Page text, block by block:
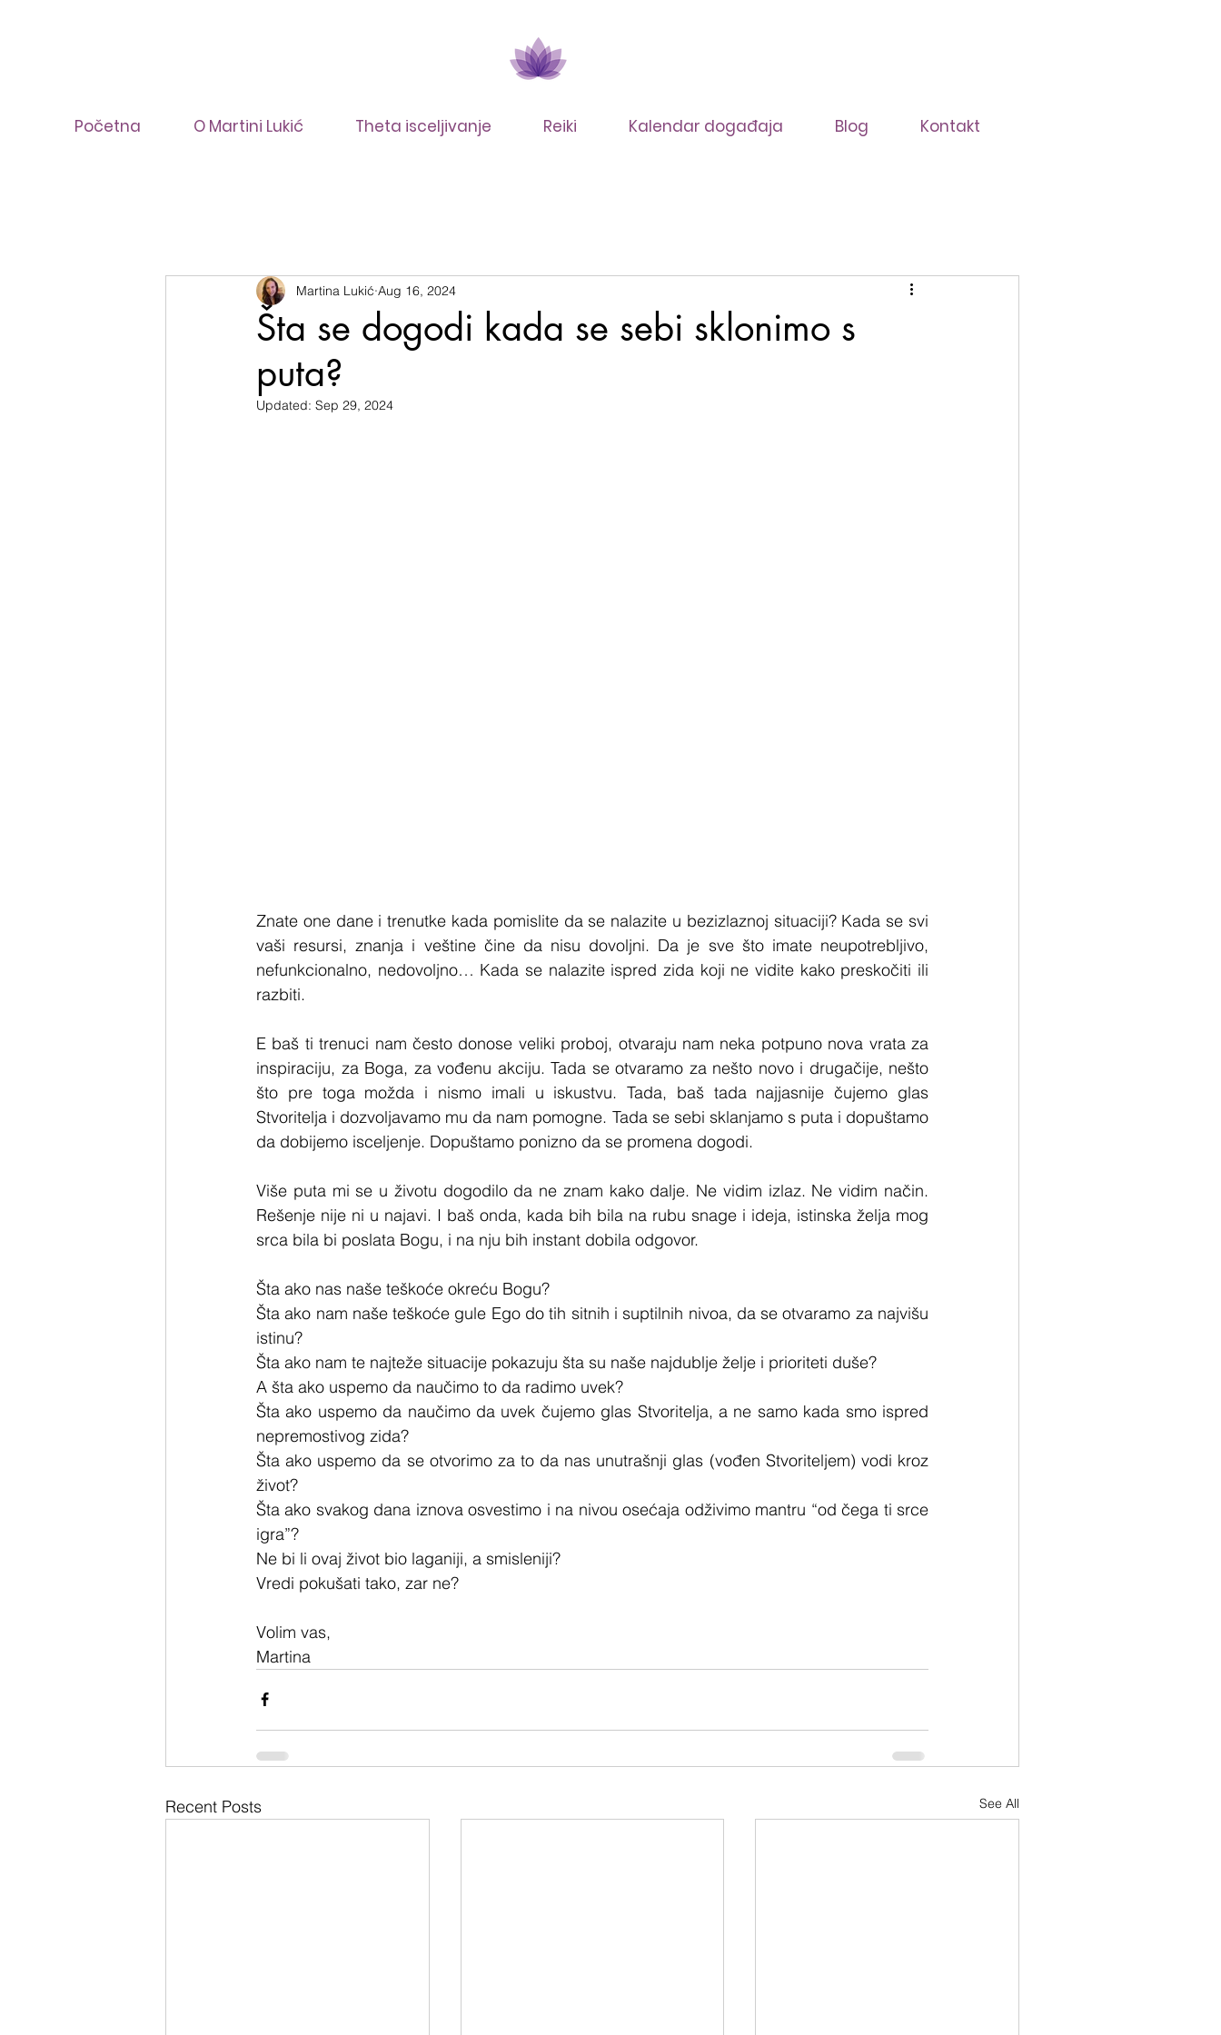
Početna O Martini Lukić Theta isceljivanje Reiki Kalendar događaja Blog Kontakt
Šta se dogodi kada se sebi sklonimo s
puta?
Martina Lukić Aug 16, 2024
Updated: Sep 29, 2024
Znate one dane i trenutke kada pomislite da se nalazite u bezizlaznoj situaciji? Kada se svi
vaši resursi, znanja i veštine čine da nisu dovoljni. Da je sve što imate neupotrebljivo,
nefunkcionalno, nedovoljno… Kada se nalazite ispred zida koji ne vidite kako preskočiti ili
razbiti.
E baš ti trenuci nam često donose veliki proboj, otvaraju nam neka potpuno nova vrata za
inspiraciju, za Boga, za vođenu akciju. Tada se otvaramo za nešto novo i drugačije, nešto
što pre toga možda i nismo imali u iskustvu. Tada, baš tada najjasnije čujemo glas
Stvoritelja i dozvoljavamo mu da nam pomogne. Tada se sebi sklanjamo s puta i dopuštamo
da dobijemo isceljenje. Dopuštamo ponizno da se promena dogodi.
Više puta mi se u životu dogodilo da ne znam kako dalje. Ne vidim izlaz. Ne vidim način.
Rešenje nije ni u najavi. I baš onda, kada bih bila na rubu snage i ideja, istinska želja mog
srca bila bi poslata Bogu, i na nju bih instant dobila odgovor.
Šta ako nas naše teškoće okreću Bogu?
Šta ako nam naše teškoće gule Ego do tih sitnih i suptilnih nivoa, da se otvaramo za najvišu
istinu?
Šta ako nam te najteže situacije pokazuju šta su naše najdublje želje i prioriteti duše?
A šta ako uspemo da naučimo to da radimo uvek?
Šta ako uspemo da naučimo da uvek čujemo glas Stvoritelja, a ne samo kada smo ispred
nepremostivog zida?
Šta ako uspemo da se otvorimo za to da nas unutrašnji glas (vođen Stvoriteljem) vodi kroz
život?
Šta ako svakog dana iznova osvestimo i na nivou osećaja odživimo mantru “od čega ti srce
igra”?
Ne bi li ovaj život bio laganiji, a smisleniji?
Vredi pokušati tako, zar ne?
Volim vas,
Martina
Recent Posts See All